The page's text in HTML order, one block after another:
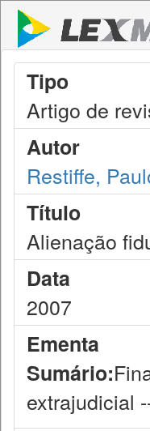
Tipo
Artigo de
Autor
Restiffe,
Título
Alienação
Data
2007
Ementa
Sumário:
extrajudicial